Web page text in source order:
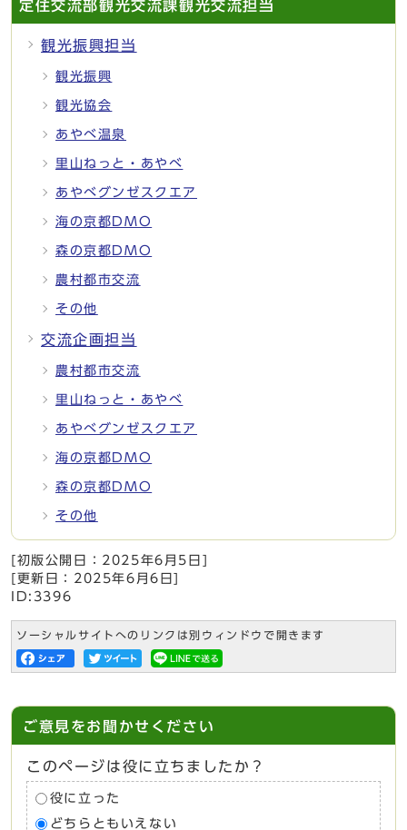
定住交流部観光交流課観光交流担当
観光振興担当
観光振興
観光協会
あやべ温泉
里山ねっと・あやべ
あやべグンゼスクエア
海の京都DMO
森の京都DMO
農村都市交流
その他
交流企画担当
農村都市交流
里山ねっと・あやべ
あやべグンゼスクエア
海の京都DMO
森の京都DMO
その他
[初版公開日： 2025年6月5日
[更新日： 2025年6月6日
ID:3396
ソーシャルサイトへのリンクは別ウィンドウで開きます
ご意見をお聞かせください
このページは役に立ちましたか？
役に立った
どちらともいえない